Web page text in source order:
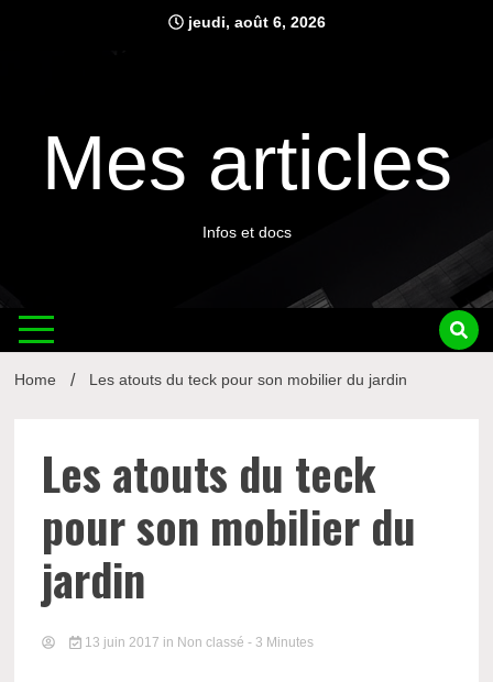
jeudi, août 6, 2026
Mes articles
Infos et docs
Home Les atouts du teck pour son mobilier du jardin
Les atouts du teck
pour son mobilier du
jardin
13 juin 2017 in Non classé - 3 Minutes